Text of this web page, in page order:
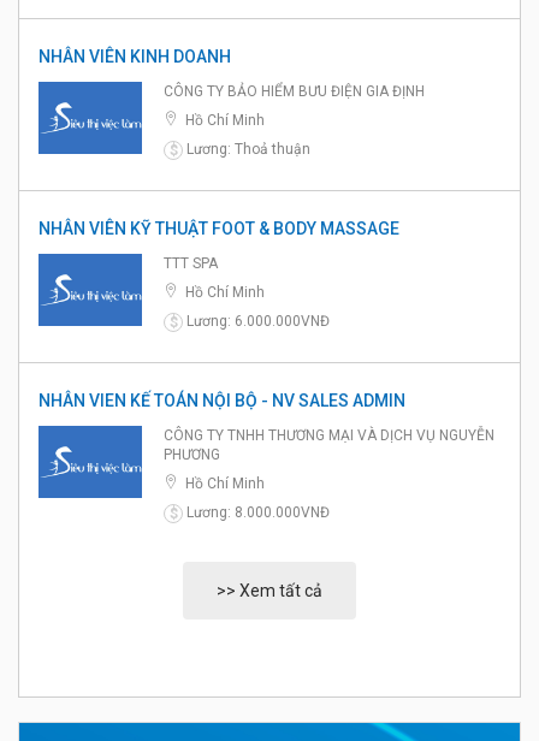
NHÂN VIÊN KINH DOANH
CÔNG TY BẢO HIỂM BƯU ĐIỆN GIA ĐỊNH
Hồ Chí Minh
$
Lương: Thoả thuận
NHÂN VIÊN KỸ THUẬT FOOT & BODY MASSAGE
TTT SPA
Hồ Chí Minh
$
Lương: 6.000.000VNĐ
NHÂN VIEN KẾ TOÁN NỘI BỘ - NV SALES ADMIN
CÔNG TY TNHH THƯƠNG MẠI VÀ DỊCH VỤ NGUYỄN
PHƯƠNG
Hồ Chí Minh
$
Lương: 8.000.000VNĐ
>> Xem tất cả